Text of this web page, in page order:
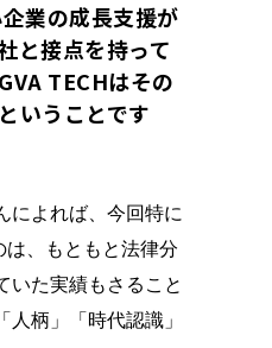
業の成長支援が
と接点を持って
TECHはその
いうことです
によれば、今回特に
は、もともと法律分
いた実績もさること
柄」「時代認識」